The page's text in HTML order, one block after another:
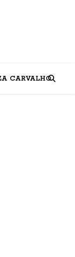
CARVALHO